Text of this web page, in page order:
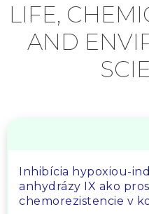
LIFE,
AND
Inhibícia hypoxiou-
anhydrázy IX ako
chemorezistencie v